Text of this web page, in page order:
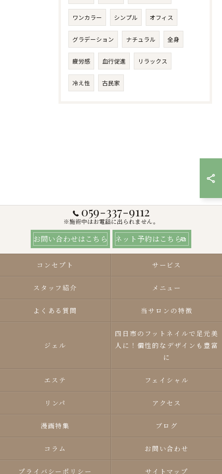
ワンカラー シンプル オフィス
グラデーション ナチュラル 全身
疲労感 血行促進 リラックス
冷え性 古民家
059-337-9112
※施術中はお電話に出られません。
お問い合わせはこちら ネット予約はこちら
コンセプト サービス
スタッフ紹介 メニュー
よくある質問 当サロンの特徴
ジェル
四日市のフットネイルで足元美
人に！個性的なデザインも豊富
に
エステ フェイシャル
リンパ アクセス
漫画特集 ブログ
コラム お問い合わせ
プライバシーポリシー サイトマップ